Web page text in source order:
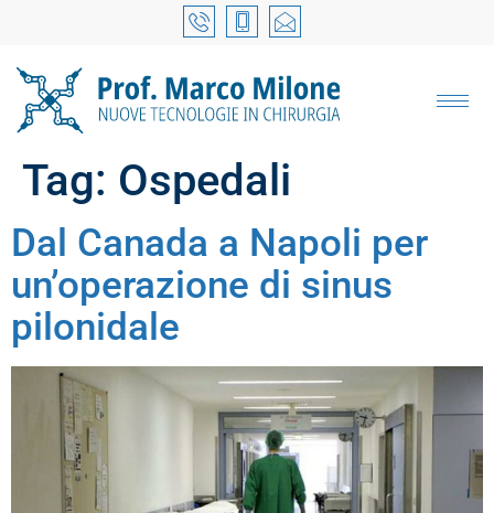
Tag: Ospedali
Dal Canada a Napoli per
un’operazione di sinus
pilonidale